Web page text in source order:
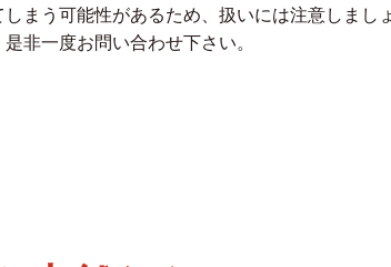
まう可能性があるため、扱いには注意しまし
非一度お問い合わせ下さい。